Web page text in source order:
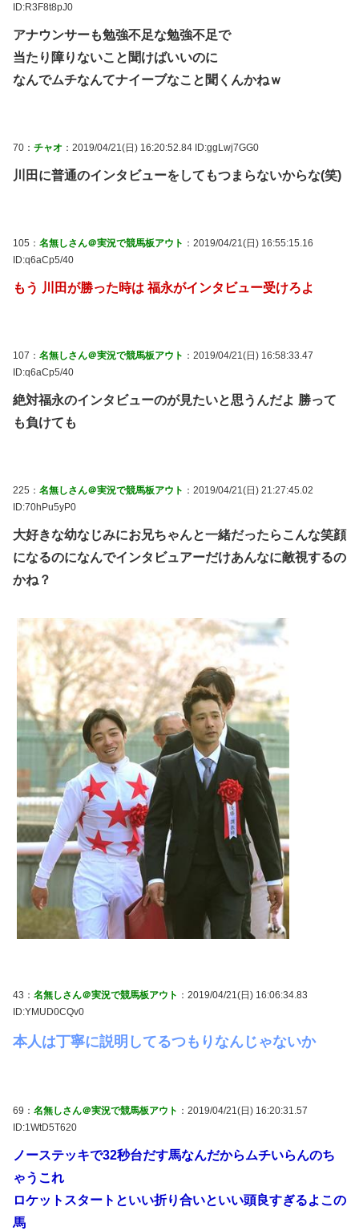
ID:R3F8t8pJ0
アナウンサーも勉強不足な勉強不足で
当たり障りないこと聞けばいいのに
なんでムチなんてナイーブなこと聞くんかねｗ
70： チャオ ：2019/04/21(日) 16:20:52.84 ID:ggLwj7GG0
川田に普通のインタビューをしてもつまらないからな(笑)
105： 名無しさん＠実況で競馬板アウト ：2019/04/21(日) 16:55:15.16
ID:q6aCp5/40
もう 川田が勝った時は 福永がインタビュー受けろよ
107： 名無しさん＠実況で競馬板アウト ：2019/04/21(日) 16:58:33.47
ID:q6aCp5/40
絶対福永のインタビューのが見たいと思うんだよ 勝って
も負けても
225： 名無しさん＠実況で競馬板アウト ：2019/04/21(日) 21:27:45.02
ID:70hPu5yP0
大好きな幼なじみにお兄ちゃんと一緒だったらこんな笑顔
になるのになんでインタビュアーだけあんなに敵視するの
かね？
43： 名無しさん＠実況で競馬板アウト ：2019/04/21(日) 16:06:34.83
ID:YMUD0CQv0
本人は丁寧に説明してるつもりなんじゃないか
69： 名無しさん＠実況で競馬板アウト ：2019/04/21(日) 16:20:31.57
ID:1WtD5T620
ノーステッキで32秒台だす馬なんだからムチいらんのち
ゃうこれ
ロケットスタートといい折り合いといい頭良すぎるよこの
馬